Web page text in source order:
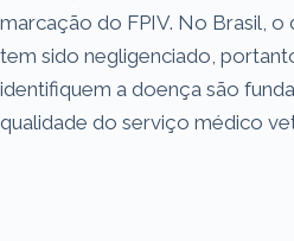
marcação do FPIV. No Brasil, o
tem sido negligenciado,
identifiquem a doença são
qualidade do serviço médico